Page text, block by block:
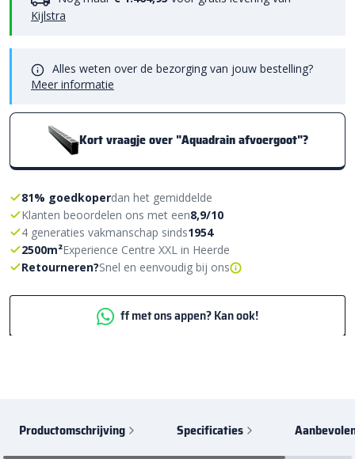
Kijlstra
Alles weten over de bezorging van jouw bestelling?
Meer informatie
Kort vraagje over "Aquadrain afvoergoot"?
81% goedkoperdan het gemiddelde
Klanten beoordelen ons met een8,9/10
4 generaties vakmanschap sinds1954
2500m²Experience Centre XXL in Heerde
Retourneren?Snel en eenvoudig bij ons
ff met ons appen? Kan ook!
Productomschrijving Specificaties